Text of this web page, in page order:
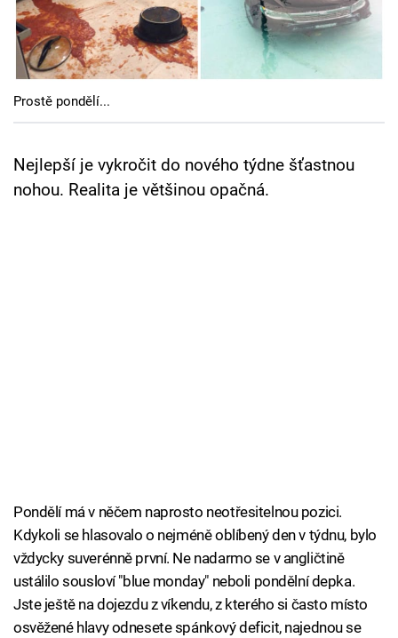
Cool Esport
Pořady
TV Program
Sledujte prima+
Prostě pondělí...
Nejlepší je vykročit do nového týdne šťastnou
nohou. Realita je většinou opačná.
Pondělí má v něčem naprosto neotřesitelnou pozici.
Kdykoli se hlasovalo o nejméně oblíbený den v týdnu, bylo
vždycky suverénně první. Ne nadarmo se v angličtině
ustálilo sousloví "blue monday" neboli pondělní depka.
Jste ještě na dojezdu z víkendu, z kterého si často místo
osvěžené hlavy odnesete spánkový deficit, najednou se